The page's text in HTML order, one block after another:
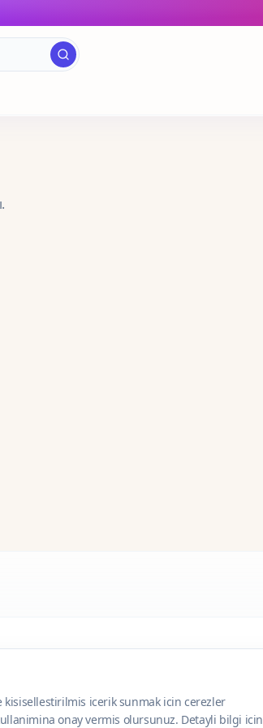
icerik sunmak icin cerezler
onay vermis olursunuz. Detayli bilgi icin